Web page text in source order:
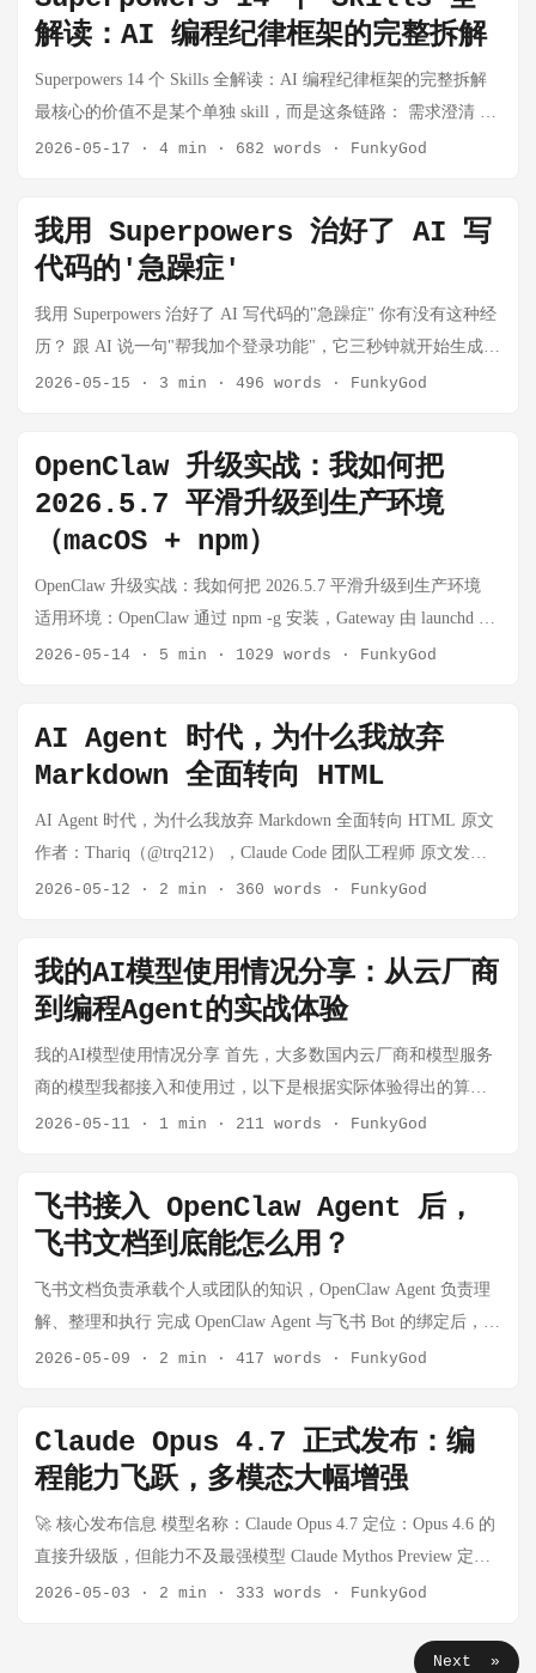
我进化的技能系统 Hermes 有四个核心差异化能力，其中最突出
OpenAI 官方对新版 Codex 的介绍，Codex 正在从一个单纯的代
码助手，升级为贯穿软件开发生命周期的智能协作伙伴。它不
仅能写代码、理解代码库、处理 PR 评审，还开始具备两类更接
近真实开发者工作方式的能力： Computer Use，也就是操作系
境，帮助开发者完成更完整的任务链路。 一、Codex 正在从代
码助手变成开发智能体 传统 AI 编程工具的核心能力是生成代
目标，主动完成多个连续动作： 读取项目文件； 理解代码结
界面； 验证修复结果； 根据反馈继续调整。 也就是说，Codex
的价值正在从"生成代码"扩展为"完成开发任务"。 这背后最关
键的变化，就是它开始具备 操作电脑 和 观察网页 的能力。
二、什么是 Computer Use？ Computer Use 可以理解为一种让 AI
像人一样使用电脑界面的技术。 它不是简单调用 API，也不是
只在编辑器里生成文本，而是让模型通过屏幕画面理解当前环
境，并通过鼠标、键盘等方式执行操作。 它的基本能力包括：
提示； 理解任务：根据用户目标判断下一步应该做什么； 执行
操作：点击、输入、滚动、切换窗口、打开应用； 观察反馈：
根据界面变化判断任务是否完成； 持续迭代：如果没有完成，
就继续调整下一步操作。 可以用一句话概括： ...
解读：AI 编程纪律框架的完整拆解
Superpowers 14 个 Skills 全解读：AI 编程纪律框架的完整拆解
最核心的价值不是某个单独 skill，而是这条链路： 需求澄清 →
设计确认 → 计划拆解 → 隔离开发 → TDD → review → 验证
意：要经常更新 skills 的代码版本和自己结合实际使用，将自己
的经验和要求增加到 skills，以便更好的编程和业务准确性，最
好是将自身业务的要求单独作为 skills 引入到编程工具里。
Superpowers 是一个给 AI 编程 Agent 的完整软件开发方法论，
不必须。没有它，AI coding agent 也能写代码。 工程质量层面
对复杂项目，强烈建议。它强制 TDD、审查、验证，能减少"AI
自信但没验证"的问题。 Superpowers 自身规则层面 一旦安装并
用，就必须先调用相关 skill；README 也说这些是 mandatory
workflows, not suggestions。 我的建议：重项目安装，轻任务选
择性使用；团队协作/生产代码建议默认启用；纯探索、一次性
个 skill 不是某个开发动作，而是**"调度所有 skills 的总开
关"**。它要求 agent 在任何任务开始前先判断是否有相关
skill；只要有一点可能适用，就要先调用 skill，而不是凭经验直
接干。它还规定了优先级：用户明确指令最高，Superpowers
skills 其次，默认系统行为最低。 ...
2026-05-17 · 4 min · 682 words · FunkyGod
我用 Superpowers 治好了 AI 写
代码的'急躁症'
我用 Superpowers 治好了 AI 写代码的"急躁症" 你有没有这种经
历？ 跟 AI 说一句"帮我加个登录功能"，它三秒钟就开始生成代
码了。你还没来得及说"我要 OAuth 不要密码登录"，它已经把
己写。 问题不在 AI 笨——现在的 Claude、GPT 编程能力已经
很强了。问题是它太急了。还没搞清楚你要什么，就急着动
手。没有设计，没有测试，没有验证，凭着"感觉"改代码，改完
说一句"看起来没问题"就算完成。 我最近发现了一个开源项
目，专门治这个毛病。 Superpowers 是什么 Superpowers 是一个
求再写代码。" "计划呢？计划写好再动手。" "测试呢？测试先
写，代码后写。" "代码审查过了吗？没过不许继续。" 它由
MIT 协议。支持 Claude Code、Codex CLI、Gemini CLI、
Cursor、GitHub Copilot CLI 等主流 AI 编程工具。 实际用起来
是什么体验 装上 Superpowers 之后，你和 AI 的交互模式会完全
用户通知系统 没有 Superpowers 时，对话通常是这样的： 你：
帮我做一个通知系统 AI：（立刻开始写代码）我创建了一个
NotificationService…… 你：等一下，我要邮件通知，不是站内
信 AI：好的，我重新写…… 你：还需要支持批量发送 AI：我
再加一个…… ...
2026-05-15 · 3 min · 496 words · FunkyGod
OpenClaw 升级实战：我如何把
2026.5.7 平滑升级到生产环境
（macOS + npm）
OpenClaw 升级实战：我如何把 2026.5.7 平滑升级到生产环境
适用环境：OpenClaw 通过 npm -g 安装，Gateway 由 launchd 托
管，配置目录在 ~/.openclaw。 实测时间：2026-05-14，目标版
朋友参考。 前言：为什么要升级？ 事情是这样的。 那天我像往
常一样打开 Telegram，准备和我的 OpenClaw 助手聊几句，突然
收到一条来自社区频道的推送——OpenClaw 新版 2026.5.7 发布
了。看了一眼更新内容，我愣了一下： KV 缓存压缩比从 4:1 变
几个数字太扎眼了。尤其是缓存命中率和响应延迟这两项，直
接影响我每天的使用体验。 我的 OpenClaw 跑了有一段时间
香了，我决定动手。 动手之前，我给自己定了几条原则： 先搞
刀：万一出问题，要有退路 升级完必须验收：Gateway 状态、
定时任务、消息通道，一个都不能漏 遇到问题不慌：npm 报
个坑，但也验证了一套可复用的流程。写这篇文章，一来是给
自己留个记录，二来希望帮到有类似需求的朋友。 第一部分：
升级前，先搞清楚值不值得动手 1.1 新版本到底更新了什么？
没有解决我的痛点，或者新特性我用不上，那升级就是徒增风
险。所以在决定升级之前，我把 2026.5.7 的 Release Notes 仔细
看了一遍。 ...
2026-05-14 · 5 min · 1029 words · FunkyGod
AI Agent 时代，为什么我放弃
Markdown 全面转向 HTML
AI Agent 时代，为什么我放弃 Markdown 全面转向 HTML 原文
作者：Thariq（@trq212），Claude Code 团队工程师 原文发布
于 2026 年 5 月 9 日 背景 Markdown 已经成为 AI Agent 与我们
中用 ASCII 字符绘制图表。 但随着 Agent 能力越来越强，我开
始觉得 Markdown 成了一种束缚。 Markdown 的局限性 信息密
度低 超过 100 行的 Markdown 文件读起来就很吃力。当 Claude
需要表达： 表格数据 设计系统（颜色、组件） 图表和插图 交
些空间信息在 Markdown 里全部被压成一维文字。 当方案的复
杂度超过一屏时，Markdown 从"文档"变成了"阅读障碍"。 分享
2026-05-12 · 2 min · 360 words · FunkyGod
我的AI模型使用情况分享：从云厂商
到编程Agent的实战体验
我的AI模型使用情况分享 首先，大多数国内云厂商和模型服务
商的模型我都接入和使用过，以下是根据实际体验得出的算力
服务上自测评价，排序靠前说明体验感和实际使用效果很好；
力能力和模型能力双领先； 排名 平台 我的推荐理由 我的使用
劣势感受 1 火山引擎 / 火山方舟 我会把它作为线上生产环境的
首选，尤其适合需要低延迟、高稳定性和持续调用的业务。 我
觉得它的优势主要集中在生产稳定性上，如果追求极限低价，
但也相对复杂，上手和配置成本会比单一 API 平台高一些。 3
DeepSeek 官方 我会把它作为低成本、高性价比调用 DeepSeek
选择，尤其适合已经在腾讯云上部署业务的场景。 我觉得它在
价格和综合体验上不算最突出，如果没有腾讯云生态绑定，吸
引力会弱一些。 5 硅基流动 我会把它作为模型试验和多模型切
2026-05-11 · 1 min · 211 words · FunkyGod
飞书接入 OpenClaw Agent 后，
飞书文档到底能怎么用？
飞书文档负责承载个人或团队的知识，OpenClaw Agent 负责理
解、整理和执行 完成 OpenClaw Agent 与飞书 Bot 的绑定后，很
多人第一反应是： "好了，Bot 能聊天了，然后呢？" 其实，飞
整理、能执行的团队 AI 助手。 本篇博文旨在：绑定完成飞书
Bot 后，后续如何使用飞书文档，以及飞书文档可以帮助我们完
成哪些工作。 第0步：飞书机器人开通文档权限 一、绑定完成
后，怎么开始使用？ 绑定飞书 Bot 后，通常有两种使用方式：
https://xxx.feishu.cn/docx/xxxxxx 总结成 5 条要点，并列出待办
2026-05-09 · 2 min · 417 words · FunkyGod
Claude Opus 4.7 正式发布：编
程能力飞跃，多模态大幅增强
🚀 核心发布信息 模型名称：Claude Opus 4.7 定位：Opus 4.6 的
直接升级版，但能力不及最强模型 Claude Mythos Preview 定
价：与 Opus 4.6 相同（输入 $5/M tokens，输出 $25/M tokens）
Vertex AI、Microsoft Foundry 📈 主要技术升级 1️⃣ 编程能力大幅
2026-05-03 · 2 min · 333 words · FunkyGod
Next »